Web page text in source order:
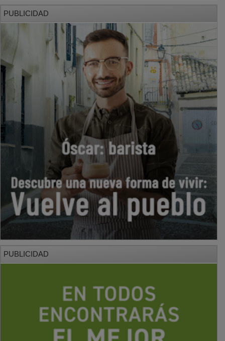
PUBLICIDAD
PUBLICIDAD